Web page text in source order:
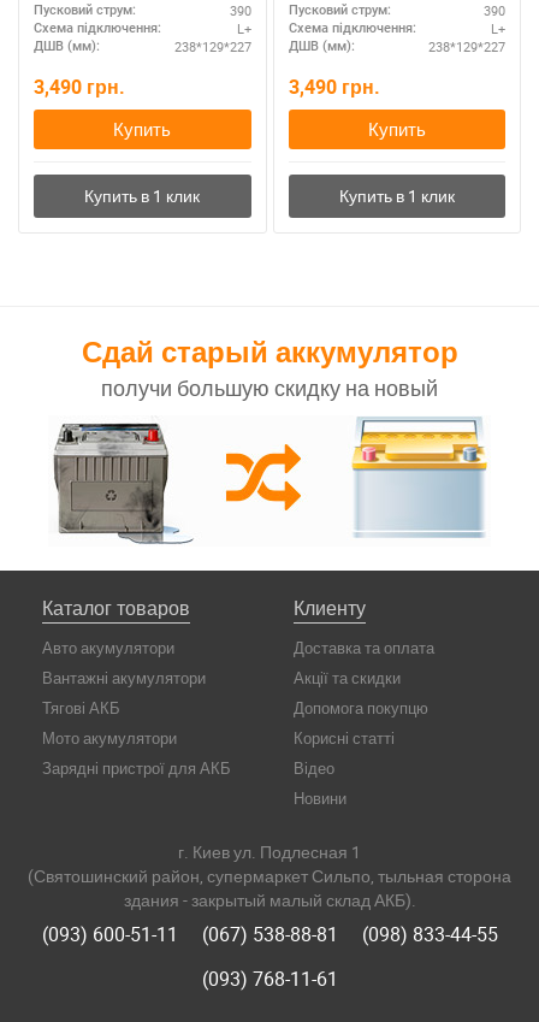
Пусковий струм: 390
Схема підключення: L+
ДШВ (мм): 238*129*227
3,490 грн.
Купить
Пусковий струм: 390
Схема підключення: L+
ДШВ (мм): 238*129*227
3,490 грн.
Купить
Сдай старый аккумулятор
получи большую скидку на новый
Каталог товаров
Авто акумулятори
Вантажні акумулятори
Тягові АКБ
Мото акумулятори
Зарядні пристрої для АКБ
Клиенту
Доставка та оплата
Акції та скидки
Допомога покупцю
Корисні статті
Відео
Новини
г. Киев ул. Подлесная 1
(Святошинский район, супермаркет Сильпо, тыльная сторона
здания - закрытый малый склад АКБ).
(093) 600-51-11 (067) 538-88-81
(098) 833-44-55
(093) 768-11-61